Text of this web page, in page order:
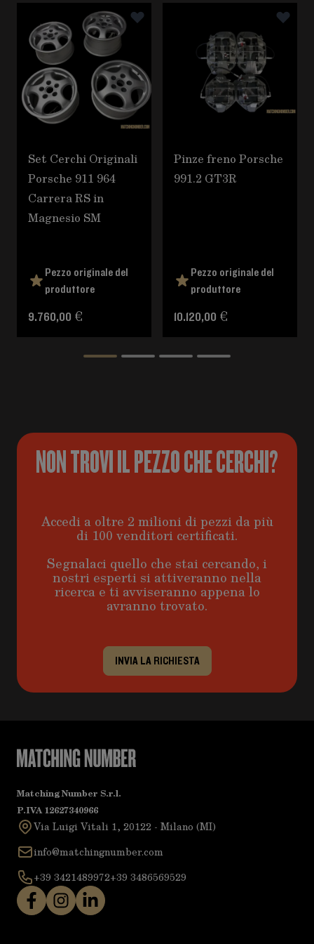
È possibile navigare tra gli elementi del carosello
Premere per saltare il carosello
Set Cerchi Originali
Porsche 911 964
Carrera RS in
Magnesio SM
Pezzo originale del
produttore
9.760,00 €
Pinze freno Porsche
991.2 GT3R
Pezzo originale del
produttore
10.120,00 €
NON TROVI IL PEZZO CHE CERCHI?
Accedi a oltre 2 milioni di pezzi da più
di 100 venditori certificati.
Segnalaci quello che stai cercando, i
nostri esperti si attiveranno nella
ricerca e ti avviseranno appena lo
avranno trovato.
INVIA LA RICHIESTA
Matching Number S.r.l.
P.IVA 12627340966
Via Luigi Vitali 1, 20122 - Milano (MI)
info@matchingnumber.com
+39 3421489972+39 3486569529